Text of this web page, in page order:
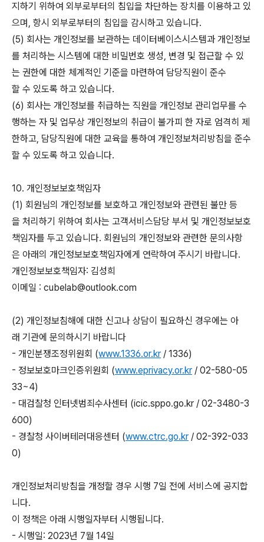
지하기 위하여 외부로부터의 침입을 차단하는 장치를 이용하고 있
으며, 항시 외부로부터의 침입을 감시하고 있습니다.
(5) 회사는 개인정보를 보관하는 데이터베이스시스템과 개인정보
를 처리하는 시스템에 대한 비밀번호 생성, 변경 및 접근할 수 있
는 권한에 대한 체계적인 기준을 마련하여 담당직원이 준수
할 수 있도록 하고 있습니다.
(6) 회사는 개인정보를 취급하는 직원을 개인정보 관리업무를 수
행하는 자 및 업무상 개인정보의 취급이 불가피 한 자로 엄격히 제
한하고, 담당직원에 대한 교육을 통하여 개인정보처리방침을 준수
할 수 있도록 하고 있습니다.
10. 개인정보보호책임자
(1) 회원님의 개인정보를 보호하고 개인정보와 관련된 불만 등
을 처리하기 위하여 회사는 고객서비스담당 부서 및 개인정보보호
책임자를 두고 있습니다. 회원님의 개인정보와 관련한 문의사항
은 아래의 개인정보보호책임자에게 연락하여 주시기 바랍니다.
개인정보보호책임자: 김성희
이메일 : cubelab@outlook.com
(2) 개인정보침해에 대한 신고나 상담이 필요하신 경우에는 아
래 기관에 문의하시기 바랍니다
- 개인분쟁조정위원회 (www.1336.or.kr / 1336)
- 정보보호마크인증위원회 (www.eprivacy.or.kr / 02-580-05
33~4)
- 대검찰청 인터넷범죄수사센터 (icic.sppo.go.kr / 02-3480-3
600)
- 경찰청 사이버테러대응센터 (www.ctrc.go.kr / 02-392-033
0)
개인정보처리방침을 개정할 경우 시행 7일 전에 서비스에 공지합
니다.
이 정책은 아래 시행일자부터 시행됩니다.
- 시행일: 2023년 7월 14일